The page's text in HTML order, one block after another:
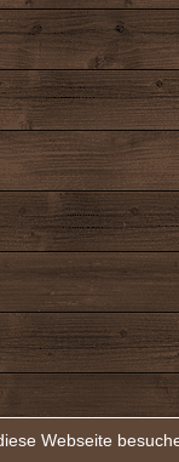
Webseite